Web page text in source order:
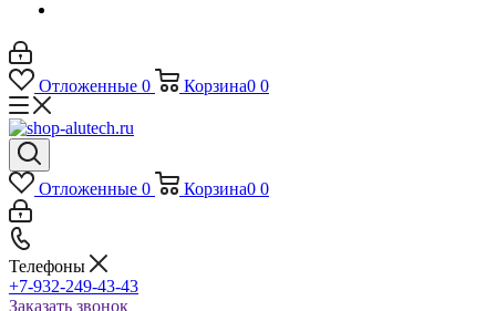
Отложенные 0 Корзина0 0
Отложенные 0 Корзина0 0
Телефоны
+7-932-249-43-43
Заказать звонок